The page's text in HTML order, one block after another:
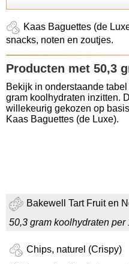
Kaas Baguettes (de
snacks, noten en zoutjes.
Producten met 50,3
Bekijk in onderstaande
gram koolhydraten inzitten.
willekeurig gekozen op
Kaas Baguettes (de Luxe).
Bakewell Tart Fruit en
50,3 gram koolhydraten per
Chips, naturel (Crispy)